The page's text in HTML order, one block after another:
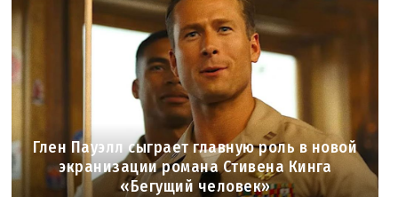
Глен Пауэлл сыграет главную роль в новой
экранизации романа Стивена Кинга
«Бегущий человек»